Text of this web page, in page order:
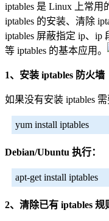
iptables 是 Linux 上常
iptables 的安装、清除
iptables 屏蔽指定 ip、ip
等 iptables 的基本应用。
1、安装 iptables 防火墙
如果没有安装 iptables 需
yum install iptables
Debian/Ubuntu 执行：
apt-get install iptables
2、清除已有 iptables 规